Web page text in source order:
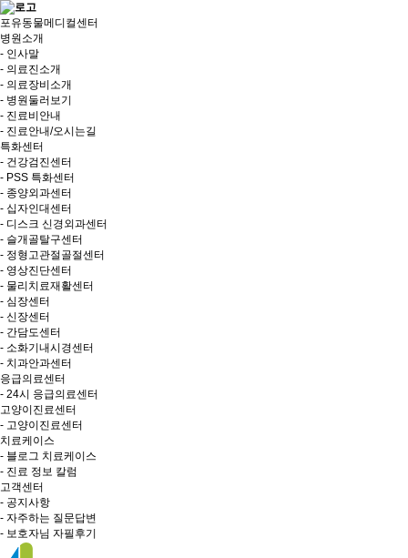
포유동물메디컬센터
병원소개
- 인사말
- 의료진소개
- 의료장비소개
- 병원둘러보기
- 진료비안내
- 진료안내/오시는길
특화센터
- 건강검진센터
- PSS 특화센터
- 종양외과센터
- 십자인대센터
- 디스크 신경외과센터
- 슬개골탈구센터
- 정형고관절골절센터
- 영상진단센터
- 물리치료재활센터
- 심장센터
- 신장센터
- 간담도센터
- 소화기내시경센터
- 치과안과센터
응급의료센터
- 24시 응급의료센터
고양이진료센터
- 고양이진료센터
치료케이스
- 블로그 치료케이스
- 진료 정보 칼럼
고객센터
- 공지사항
- 자주하는 질문답변
- 보호자님 자필후기